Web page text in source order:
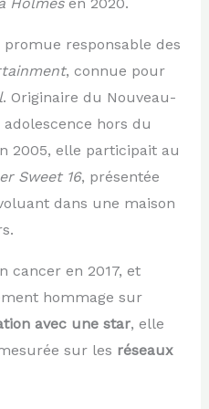
responsable des
, connue pour
. Originaire du Nouveau-
hors du
2005, elle participait au
Sweet 16, présentée
dans une maison
cancer en 2017, et
hommage sur
avec une star, elle
sur les réseaux